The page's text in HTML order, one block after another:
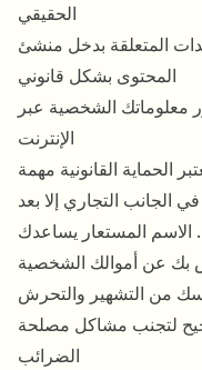
الحقيقي
المتعلقة بدخل منشئ
المحتوى بشكل قانوني
معلوماتك الشخصية عبر
الإنترنت
الحماية القانونية مهمة
الجانب التجاري إلا بعد
بك عن أموالك الشخصية
من التشهير والتحرش
لتجنب مشاكل مصلحة
الضرائب